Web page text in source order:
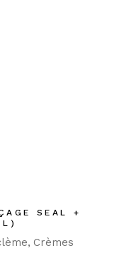
SEAL +
Crèmes